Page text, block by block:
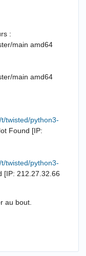
:
main amd64
main amd64
twisted/python3-
Found [IP:
twisted/python3-
[IP: 212.27.32.66
au bout.